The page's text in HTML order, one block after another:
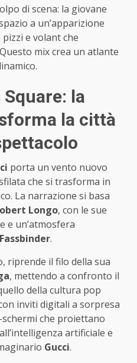
di scena: la giovane
a un’apparizione
e volant che
mix crea un atlante
la
la città
porta un vento nuovo
che si trasforma in
La narrazione si basa
Longo, con le sue
e un’atmosfera
Fassbinder.
riprende il filo della sua
, mettendo a confronto il
della cultura pop
inviti digitali a sorpresa
che proiettano
artificiale e
Gucci.